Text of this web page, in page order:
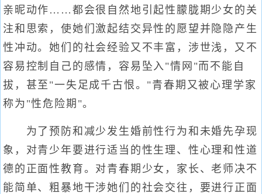
亲昵动作……都会很自然地引起性朦胧期少女的关
注和思索，使她们激起结交异性的愿望并隐隐产生
性冲动。她们的社会经验又不丰富，涉世浅，又不
容易控制自己的感情，容易坠入"情网"而不能自
拔，甚至"一失足成千古恨。"青春期又被心理学家
称为"性危险期"。
为了预防和减少发生婚前性行为和未婚先孕现
象，对青少年要进行适当的性生理、性心理和性道
德的正面性教育。对青春期少女，家长、老师决不
能简单、粗暴地干涉她们的社会交往，要进行正面